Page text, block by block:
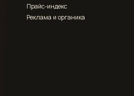
Прайс-индекс
Реклама и органика